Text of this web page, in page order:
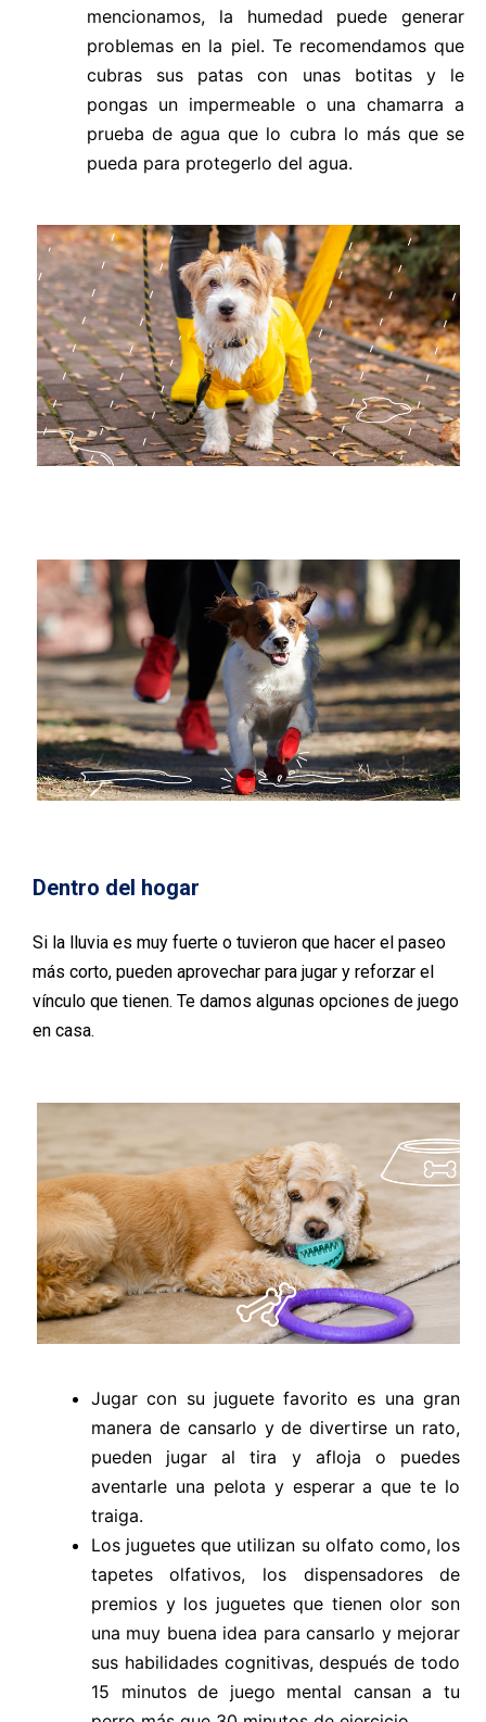
mencionamos, la humedad puede generar
problemas en la piel. Te recomendamos que
cubras sus patas con unas botitas y le
pongas un impermeable o una chamarra a
prueba de agua que lo cubra lo más que se
pueda para protegerlo del agua.
Dentro del hogar
Si la lluvia es muy fuerte o tuvieron que hacer el paseo
más corto, pueden aprovechar para jugar y reforzar el
vínculo que tienen. Te damos algunas opciones de juego
en casa.
Jugar con su juguete favorito es una gran
manera de cansarlo y de divertirse un rato,
pueden jugar al tira y afloja o puedes
aventarle una pelota y esperar a que te lo
traiga.
Los juguetes que utilizan su olfato como, los
tapetes olfativos, los dispensadores de
premios y los juguetes que tienen olor son
una muy buena idea para cansarlo y mejorar
sus habilidades cognitivas, después de todo
15 minutos de juego mental cansan a tu